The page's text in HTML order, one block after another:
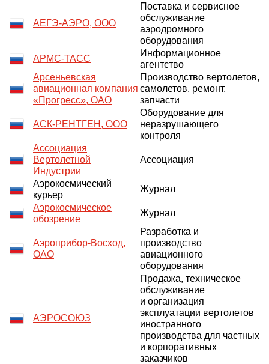
АЕГЭ-АЭРО, ООО
Поставка и сервисное
обслуживание
аэродромного
оборудования
АРМС-ТАСС
Информационное
агентство
Арсеньевская
авиационная компания
«Прогресс», ОАО
Производство вертолетов,
самолетов, ремонт,
запчасти
АСК-РЕНТГЕН, ООО
Оборудование для
неразрушающего
контроля
Ассоциация
Вертолетной
Индустрии
Ассоциация
Аэрокосмический
курьер
Журнал
Аэрокосмическое
обозрение
Журнал
Аэроприбор-Восход,
ОАО
Разработка и
производство
авиационного
оборудования
АЭРОСОЮЗ
Продажа, техническое
обслуживание
и организация
эксплуатации вертолетов
иностранного
производства для частных
и корпоративных
заказчиков